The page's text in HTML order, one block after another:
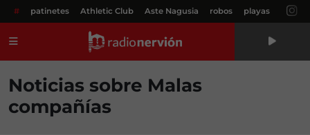
# patinetes Athletic Club Aste Nagusia robos playas
Noticias sobre Malas
compañías